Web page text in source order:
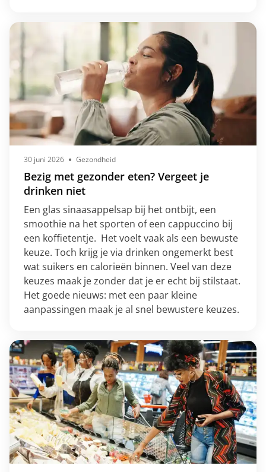
Bezig met gezonder eten? Vergeet je
drinken niet
30 juni 2026 Gezondheid
Een glas sinaasappelsap bij het ontbijt, een
smoothie na het sporten of een cappuccino bij
een koffietentje. Het voelt vaak als een bewuste
keuze. Toch krijg je via drinken ongemerkt best
wat suikers en calorieën binnen. Veel van deze
keuzes maak je zonder dat je er echt bij stilstaat.
Het goede nieuws: met een paar kleine
aanpassingen maak je al snel bewustere keuzes.